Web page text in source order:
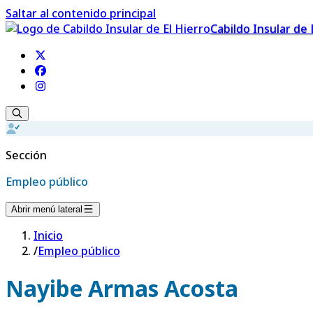
Saltar al contenido principal
Cabildo Insular de
Sección
Empleo público
Abrir menú lateral
Inicio
/Empleo público
Nayibe Armas Acosta